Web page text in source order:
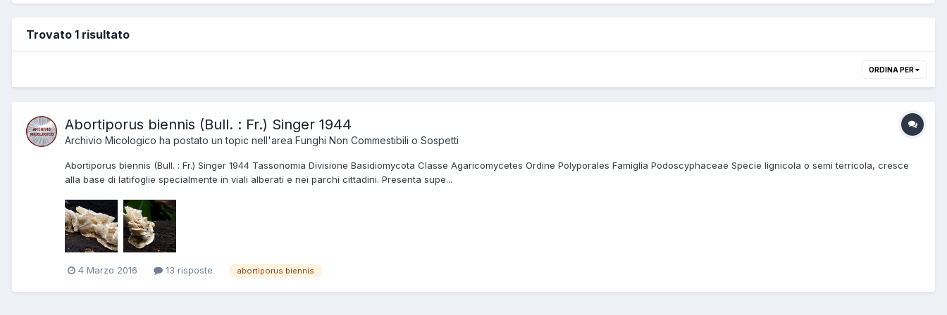
Trovato 1 risultato
ORDINA PER
Abortiporus biennis (Bull. : Fr.) Singer 1944
Archivio Micologico ha postato un topic nell'area Funghi Non Commestibili o Sospetti
Abortiporus biennis (Bull. : Fr.) Singer 1944 Tassonomia Divisione Basidiomycota Classe Agaricomycetes Ordine Polyporales Famiglia Podoscyphaceae Specie lignicola o semi terricola, cresce
alla base di latifoglie specialmente in viali alberati e nei parchi cittadini. Presenta supe...
4 Marzo 2016 13 risposte abortiporus biennis